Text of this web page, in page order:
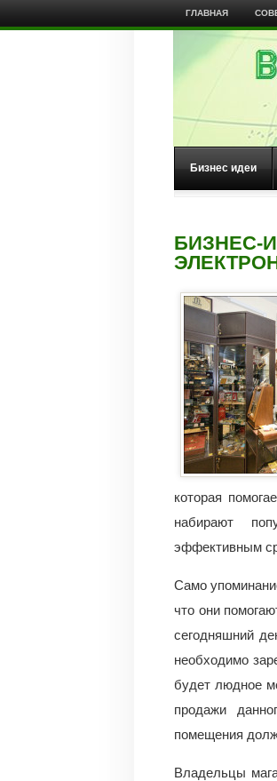
ГЛАВНАЯ
Бизнес идеи
БИЗНЕС-
которая
набирают
эффективным
Само
что они
сегодняшний
необходимо
будет людное
продажи
помещения
Владельцы